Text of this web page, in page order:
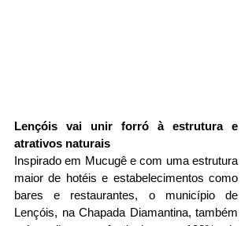
Lençóis vai unir forró à estrutura e
atrativos naturais
Inspirado em Mucugê e com uma estrutura
maior de hotéis e estabelecimentos como
bares e restaurantes, o município de
Lençóis, na Chapada Diamantina, também